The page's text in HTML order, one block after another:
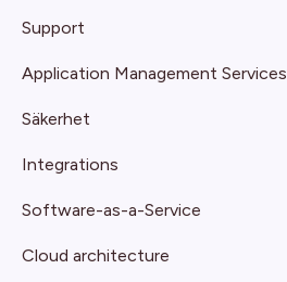
Support
Application Management Services
Säkerhet
Integrations
Software-as-a-Service
Cloud architecture